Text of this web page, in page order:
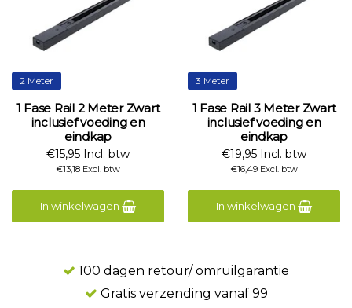
2 Meter
1 Fase Rail 2 Meter Zwart
inclusief voeding en
eindkap
€15,95 Incl. btw
€13,18 Excl. btw
In winkelwagen
3 Meter
1 Fase Rail 3 Meter Zwart
inclusief voeding en
eindkap
€19,95 Incl. btw
€16,49 Excl. btw
In winkelwagen
100 dagen retour/ omruilgarantie
Gratis verzending vanaf 99